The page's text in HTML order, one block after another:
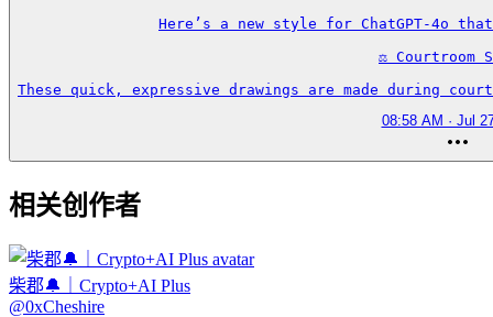
Here’s a new style for ChatGPT-4o
⚖️ Courtroom
These quick, expressive drawings are made during
08:58 AM · Jul
相关创作者
柴郡🔔｜Crypto+AI Plus
@0xCheshire